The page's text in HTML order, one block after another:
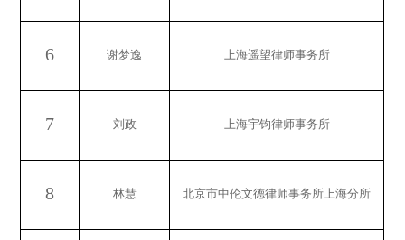
6 谢梦逸 上海遥望律师事务所
7 刘政 上海宇钧律师事务所
8 林慧 北京市中伦文德律师事务所上海分所